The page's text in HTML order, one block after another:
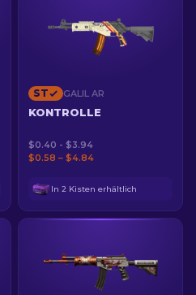
ST GALIL AR
KONTROLLE
$0.40 - $3.94
$0.58 – $4.84
In 2 Kisten erhältlich